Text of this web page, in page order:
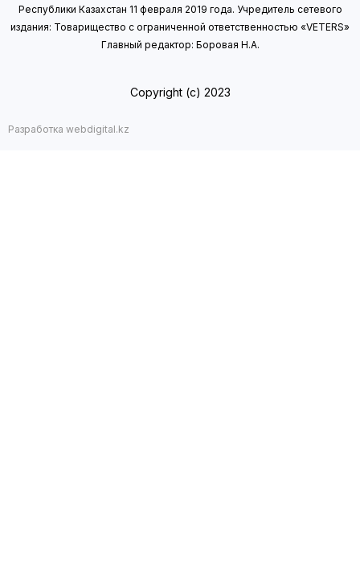
Республики Казахстан 11 февраля 2019 года. Учредитель сетевого
издания: Товарищество с ограниченной ответственностью «VETERS»
Главный редактор: Боровая Н.А.
Copyright (с) 2023
Разработка webdigital.kz